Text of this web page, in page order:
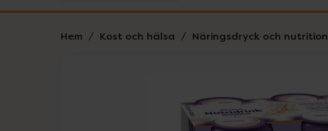
Hem Kost och hälsa Näringsdryck och nutrition
Lista: . Innehåller 2 objekt.